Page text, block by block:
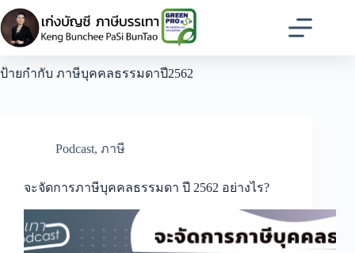
Skip
to
content
ป้ายกำกับ ภาษีบุคคลธรรมดาปี2562
Podcast, ภาษี
จะจัดการภาษีบุคคลธรรมดา ปี 2562 อย่างไร?